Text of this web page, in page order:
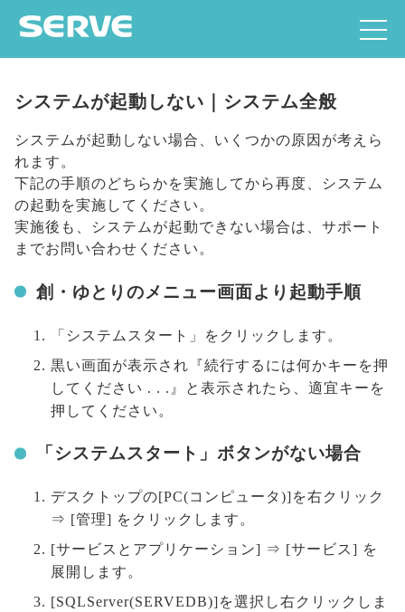
システムが起動しない｜システム全般
システムが起動しない場合、いくつかの原因が考えら
れます。
下記の手順のどちらかを実施してから再度、システム
の起動を実施してください。
実施後も、システムが起動できない場合は、サポート
までお問い合わせください。
創・ゆとりのメニュー画面より起動手順
「システムスタート」をクリックします。
黒い画面が表示され『続行するには何かキーを押
してください . . .』と表示されたら、適宜キーを
押してください。
「システムスタート」ボタンがない場合
デスクトップの[PC(コンピュータ)]を右クリック
⇒ [管理] をクリックします。
[サービスとアプリケーション] ⇒ [サービス] を
展開します。
[SQLServer(SERVEDB)]を選択し右クリックしま